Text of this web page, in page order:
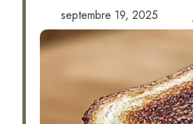
septembre 19, 2025